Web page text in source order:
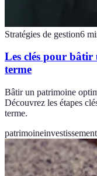
Stratégies de gestion6
Les clés pour
terme
Bâtir un patrimoine
Découvrez les étapes
terme.
patrimoineinvestissement